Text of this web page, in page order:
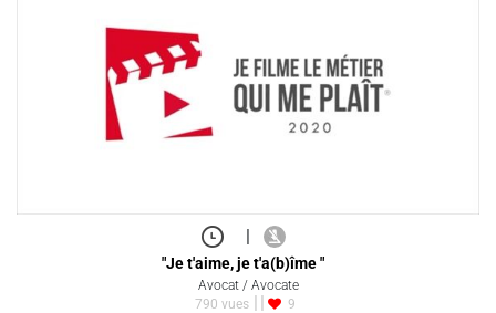
|
"Je t'aime, je t'a(b)îme "
Avocat / Avocate
790 vues
9